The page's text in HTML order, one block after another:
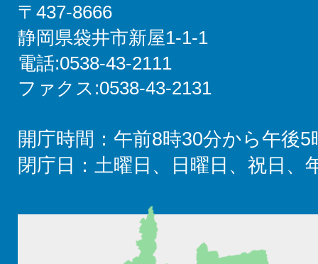
〒437-8666
静岡県袋井市新屋1-1-1
電話:0538-43-2111
ファクス:0538-43-2131
開庁時間：午前8時30分から午後5
閉庁日：土曜日、日曜日、祝日、